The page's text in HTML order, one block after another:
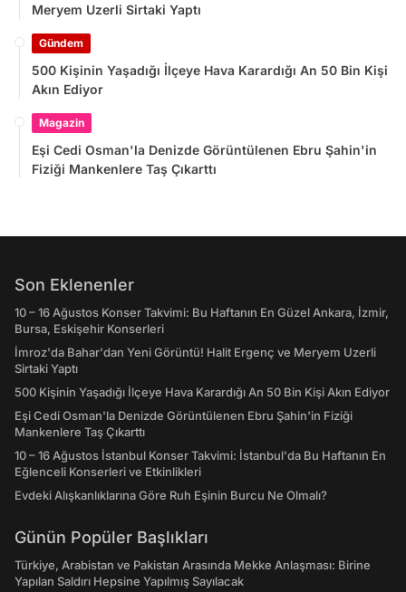
Meryem Uzerli Sirtaki Yaptı
Gündem
500 Kişinin Yaşadığı İlçeye Hava Karardığı An 50 Bin Kişi
Akın Ediyor
Magazin
Eşi Cedi Osman'la Denizde Görüntülenen Ebru Şahin'in
Fiziği Mankenlere Taş Çıkarttı
Son Eklenenler
10 – 16 Ağustos Konser Takvimi: Bu Haftanın En Güzel Ankara, İzmir,
Bursa, Eskişehir Konserleri
İmroz'da Bahar'dan Yeni Görüntü! Halit Ergenç ve Meryem Uzerli
Sirtaki Yaptı
500 Kişinin Yaşadığı İlçeye Hava Karardığı An 50 Bin Kişi Akın Ediyor
Eşi Cedi Osman'la Denizde Görüntülenen Ebru Şahin'in Fiziği
Mankenlere Taş Çıkarttı
10 – 16 Ağustos İstanbul Konser Takvimi: İstanbul'da Bu Haftanın En
Eğlenceli Konserleri ve Etkinlikleri
Evdeki Alışkanlıklarına Göre Ruh Eşinin Burcu Ne Olmalı?
Günün Popüler Başlıkları
Türkiye, Arabistan ve Pakistan Arasında Mekke Anlaşması: Birine
Yapılan Saldırı Hepsine Yapılmış Sayılacak